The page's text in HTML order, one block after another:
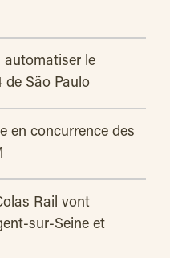
automatiser le
de São Paulo
en concurrence des
Rail vont
sur-Seine et